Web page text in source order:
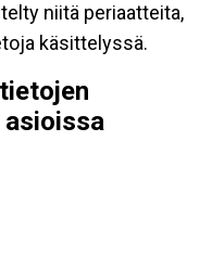
niitä periaatteita,
käsittelyssä.